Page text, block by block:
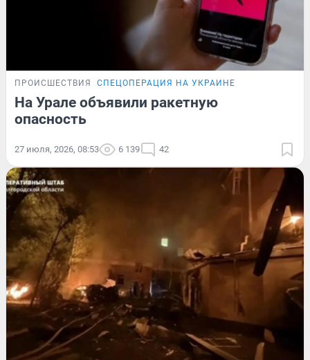
ПРОИСШЕСТВИЯ СПЕЦОПЕРАЦИЯ НА УКРАИНЕ
На Урале объявили ракетную
опасность
27 июля, 2026, 08:53 6 139 42